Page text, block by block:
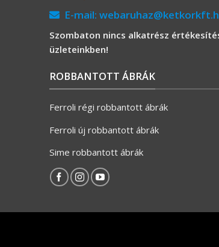
E-mail:
Szombaton nincs alkatrész
üzleteinkben!
ROBBANTOTT ÁBRÁK
Ferroli régi robbantott ábrák
Ferroli új robbantott ábrák
Sime robbantott ábrák